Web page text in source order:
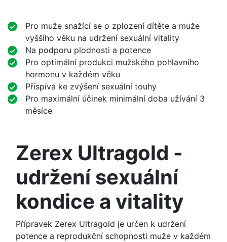
Pro muže snažící se o zplození dítěte a muže
vyššího věku na udržení sexuální vitality
Na podporu plodnosti a potence
Pro optimální produkci mužského pohlavního
hormonu v každém věku
Přispívá ke zvýšení sexuální touhy
Pro maximální účinek minimální doba užívání 3
měsíce
Zerex Ultragold -
udržení sexuální
kondice a vitality
Přípravek Zerex Ultragold je určen k udržení
potence a reprodukční schopnosti muže v každém